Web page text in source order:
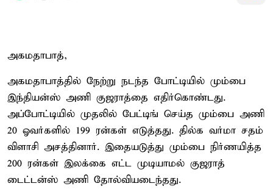
அகமதாபாத்,
அகமதாபாத்தில் நேற்று நடந்த போட்டியில் மும்பை
இந்தியன்ஸ் அணி குஜராத்தை எதிர்கொண்டது.
அப்போட்டியில் முதலில் பேட்டிங் செய்த மும்பை அணி
20 ஓவர்களில் 199 ரன்கள் எடுத்தது. தில்க வர்மா சதம்
விளாசி அசத்தினார். இதையடுத்து மும்பை நிர்ணயித்த
200 ரன்கள் இலக்கை எட்ட முடியாமல் குஜராத்
டைட்டன்ஸ் அணி தோல்வியடைந்தது.